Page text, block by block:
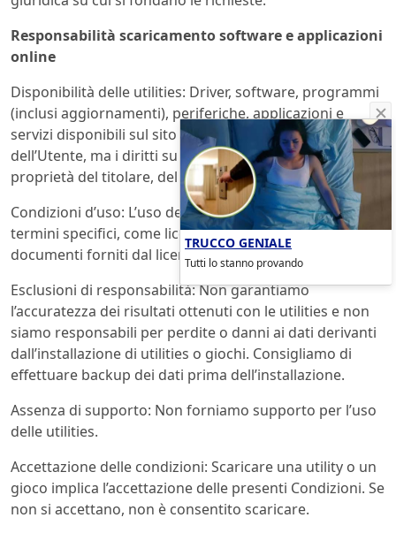
Responsabilità scaricamento software e applicazioni
online
Disponibilità delle utilities: Driver, software, programmi
(inclusi aggiornamenti), periferiche, applicazioni e
servizi disponibili sul sito sono forniti per l’uso
dell’Utente, ma i diritti su queste utilities rimangono di
proprietà del titolare, del gestore o dei licenziatari.
Condizioni d’uso: L’uso delle utilities è regolato da
termini specifici, come licenze per utenti finali o altri
documenti forniti dal licenziatario o fornitore.
Esclusioni di responsabilità: Non garantiamo
l’accuratezza dei risultati ottenuti con le utilities e non
siamo responsabili per perdite o danni ai dati derivanti
dall’installazione di utilities o giochi. Consigliamo di
effettuare backup dei dati prima dell’installazione.
Assenza di supporto: Non forniamo supporto per l’uso
delle utilities.
Accettazione delle condizioni: Scaricare una utility o un
gioco implica l’accettazione delle presenti Condizioni. Se
non si accettano, non è consentito scaricare.
TRUCCO GENIALE
Tutti lo stanno provando